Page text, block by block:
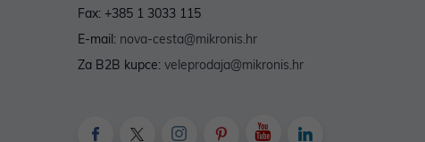
Fax: +385 1 3033 115
E-mail: nova-cesta@mikronis.hr
Za B2B kupce: veleprodaja@mikronis.hr